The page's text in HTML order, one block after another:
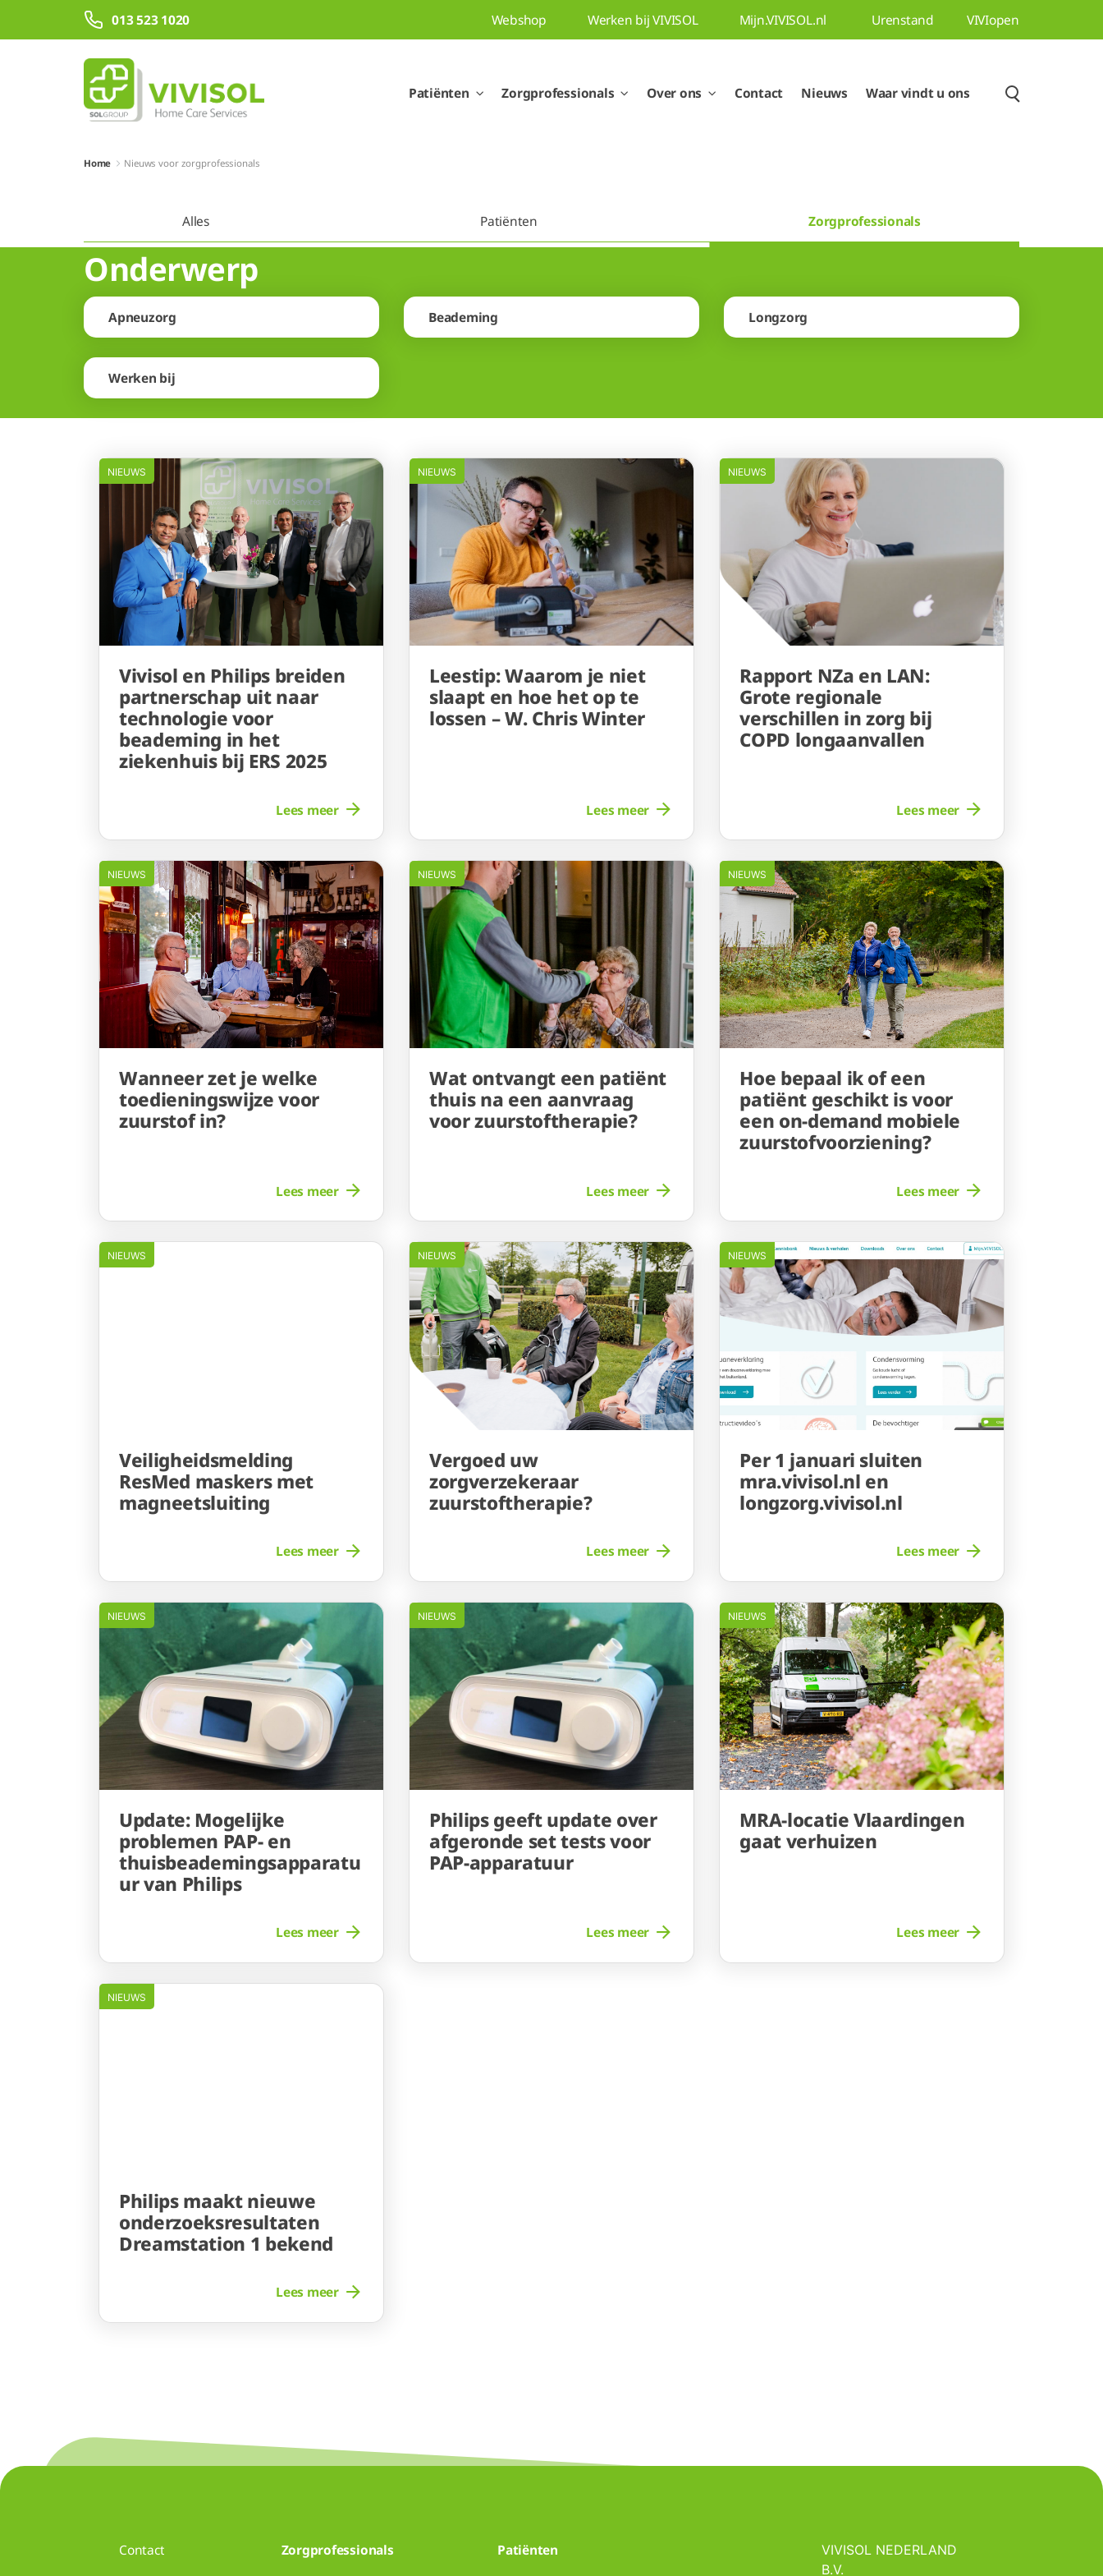
Overslaan en naar hoofdinhoud gaan
013 523 1020 Webshop Werken bij VIVISOL Mijn.VIVISOL.nl Urenstand VIVIopen
Patiënten Zorgprofessionals Over ons Contact Nieuws Waar vindt u ons
Home Nieuws voor zorgprofessionals
Alles Patiënten Zorgprofessionals
Onderwerp
Apneuzorg Beademing Longzorg
Werken bij
NIEUWS
Vivisol en Philips breiden
partnerschap uit naar
technologie voor
beademing in het
ziekenhuis bij ERS 2025
Lees meer
NIEUWS
Leestip: Waarom je niet
slaapt en hoe het op te
lossen – W. Chris Winter
Lees meer
NIEUWS
Rapport NZa en LAN:
Grote regionale
verschillen in zorg bij
COPD longaanvallen
Lees meer
NIEUWS
Wanneer zet je welke
toedieningswijze voor
zuurstof in?
Lees meer
NIEUWS
Wat ontvangt een patiënt
thuis na een aanvraag
voor zuurstoftherapie?
Lees meer
NIEUWS
Hoe bepaal ik of een
patiënt geschikt is voor
een on-demand mobiele
zuurstofvoorziening?
Lees meer
NIEUWS
Veiligheidsmelding
ResMed maskers met
magneetsluiting
Lees meer
NIEUWS
Vergoed uw
zorgverzekeraar
zuurstoftherapie?
Lees meer
NIEUWS
Per 1 januari sluiten
mra.vivisol.nl en
longzorg.vivisol.nl
Lees meer
NIEUWS
Update: Mogelijke
problemen PAP- en
thuisbeademingsapparatu
ur van Philips
Lees meer
NIEUWS
Philips geeft update over
afgeronde set tests voor
PAP-apparatuur
Lees meer
NIEUWS
MRA-locatie Vlaardingen
gaat verhuizen
Lees meer
NIEUWS
Philips maakt nieuwe
onderzoeksresultaten
Dreamstation 1 bekend
Lees meer
Contact
Zorgprofessionals
Patiënten
VIVISOL NEDERLAND
B.V.